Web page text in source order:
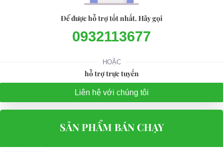
Để được hỗ trợ tốt nhất. Hãy gọi
0932113677
HOẶC
hỗ trợ trực tuyến
Liên hệ với chúng tôi
SẢN PHẨM BÁN CHẠY